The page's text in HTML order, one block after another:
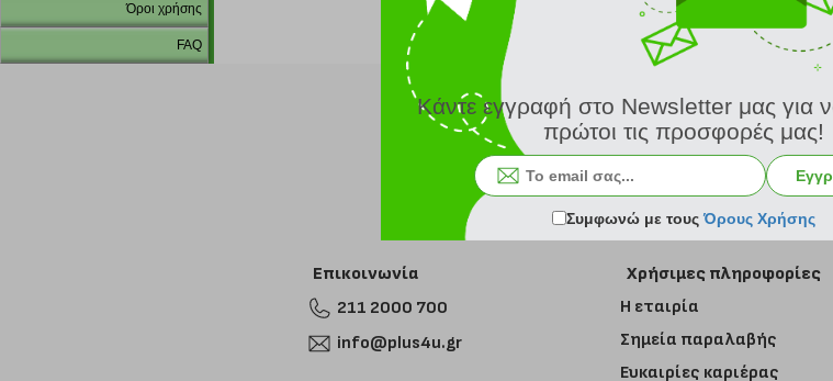
Όροι χρήσης
FAQ
Επικοινωνία
211 2000 700
info@plus4u.gr
Χρήσιμες πληροφορίες
Η εταιρία
Σημεία παραλαβής
Ευκαιρίες καριέρας
Κάντε εγγραφή στο Newsletter μας για
πρώτοι τις προσφορές μας!
Συμφωνώ με τουςΌρους Χρήσης